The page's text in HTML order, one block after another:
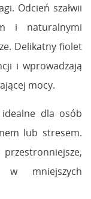
Odcień szałwii
i naturalnymi
Delikatny fiolet
i wprowadzają
mocy.
dla osób
lub stresem.
w mniejszych